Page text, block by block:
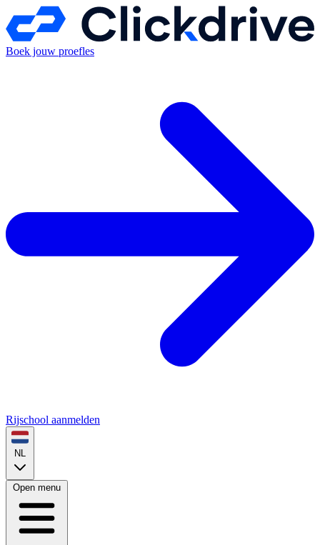
Boek jouw proefles
Rijschool aanmelden
NL
Open menu